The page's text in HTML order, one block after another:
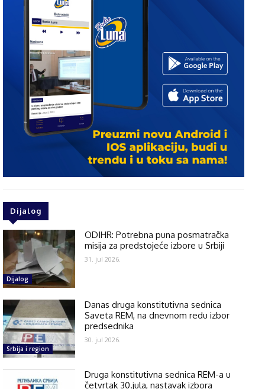
Dijalog
Dijalog
ODIHR: Potrebna puna posmatračka
misija za predstojeće izbore u Srbiji
31. jul 2026.
Srbija i region
Danas druga konstitutivna sednica
Saveta REM, na dnevnom redu izbor
predsednika
30. jul 2026.
Druga konstitutivna sednica REM-a u
četvrtak 30.jula, nastavak izbora